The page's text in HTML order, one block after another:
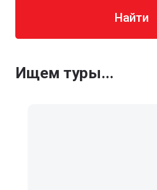
Найти
Ищем туры...